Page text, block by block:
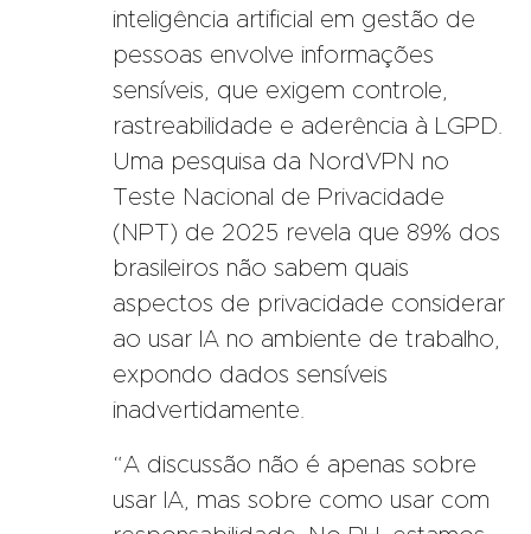
inteligência artificial em gestão de
pessoas envolve informações
sensíveis, que exigem controle,
rastreabilidade e aderência à LGPD.
Uma pesquisa da NordVPN no
Teste Nacional de Privacidade
(NPT) de 2025 revela que 89% dos
brasileiros não sabem quais
aspectos de privacidade considerar
ao usar IA no ambiente de trabalho,
expondo dados sensíveis
inadvertidamente.
“A discussão não é apenas sobre
usar IA, mas sobre como usar com